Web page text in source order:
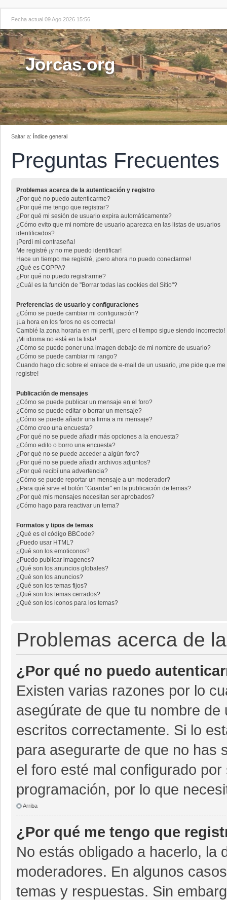
Fecha actual 09 Ago 2026 15:56
Jorcas.org
Saltar a: Índice general
Preguntas Frecuentes
Problemas acerca de la autenticación y registro
¿Por qué no puedo autenticarme?
¿Por qué me tengo que registrar?
¿Por qué mi sesión de usuario expira automáticamente?
¿Cómo evito que mi nombre de usuario aparezca en las listas de usuarios
identificados?
¡Perdí mi contraseña!
Me registré ¡y no me puedo identificar!
Hace un tiempo me registré, ¡pero ahora no puedo conectarme!
¿Qué es COPPA?
¿Por qué no puedo registrarme?
¿Cuál es la función de "Borrar todas las cookies del Sitio"?
Preferencias de usuario y configuraciones
¿Cómo se puede cambiar mi configuración?
¡La hora en los foros no es correcta!
Cambié la zona horaria en mi perfil, ¡pero el tiempo sigue siendo incorrecto!
¡Mi idioma no está en la lista!
¿Cómo se puede poner una imagen debajo de mi nombre de usuario?
¿Cómo se puede cambiar mi rango?
Cuando hago clic sobre el enlace de e-mail de un usuario, ¡me pide que me
registre!
Publicación de mensajes
¿Cómo se puede publicar un mensaje en el foro?
¿Cómo se puede editar o borrar un mensaje?
¿Cómo se puede añadir una firma a mi mensaje?
¿Cómo creo una encuesta?
¿Por qué no se puede añadir más opciones a la encuesta?
¿Cómo edito o borro una encuesta?
¿Por qué no se puede acceder a algún foro?
¿Por qué no se puede añadir archivos adjuntos?
¿Por qué recibí una advertencia?
¿Cómo se puede reportar un mensaje a un moderador?
¿Para qué sirve el botón "Guardar" en la publicación de temas?
¿Por qué mis mensajes necesitan ser aprobados?
¿Cómo hago para reactivar un tema?
Formatos y tipos de temas
¿Qué es el código BBCode?
¿Puedo usar HTML?
¿Qué son los emoticonos?
¿Puedo publicar imagenes?
¿Qué son los anuncios globales?
¿Qué son los anuncios?
¿Qué son los temas fijos?
¿Qué son los temas cerrados?
¿Qué son los iconos para los temas?
Problemas acerca de
¿Por qué no puedo
Existen varias razones por lo
asegúrate de que tu nombre
escritos correctamente. Si lo
para asegurarte de que no has
el foro esté mal configurado
programación, por lo que
Arriba
¿Por qué me tengo que
No estás obligado a hacerlo, la
moderadores. En algunos
temas y respuestas. Sin